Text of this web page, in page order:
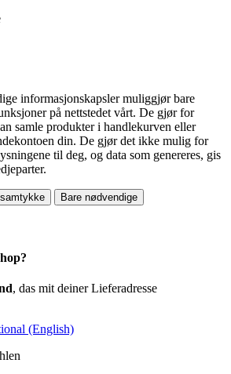
informasjonskapsler muliggjør bare
på nettstedet vårt. De gjør for
samle produkter i handlekurven eller
din. De gjør det ikke mulig for
til deg, og data som genereres, gis
Bare nødvendige
, das mit deiner Lieferadresse
(English)